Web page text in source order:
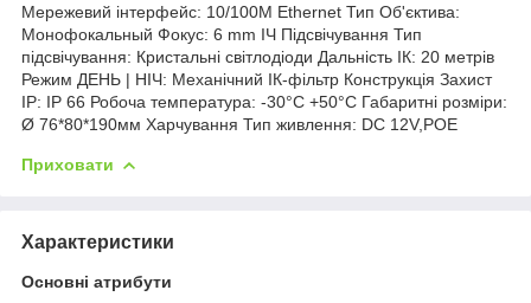
Мережевий інтерфейс: 10/100M Ethernet Тип Об'єктива:
Монофокальный Фокус: 6 mm ІЧ Підсвічування Тип
підсвічування: Кристальні світлодіоди Дальність ІК: 20 метрів
Режим ДЕНЬ | НІЧ: Механічний ІК-фільтр Конструкція Захист
IP: IP 66 Робоча температура: -30°С +50°С Габаритні розміри:
Ø 76*80*190мм Харчування Тип живлення: DC 12V,POE
Приховати
Характеристики
Основні атрибути